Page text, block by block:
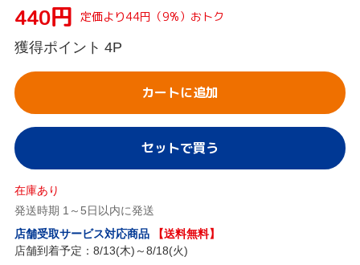
440円 定価より44円（9%）おトク
獲得ポイント 4P
カートに追加
セットで買う
在庫あり
発送時期 1～5日以内に発送
店舗受取サービス対応商品
【送料無料】
店舗到着予定：8/13(木)～8/18(火)